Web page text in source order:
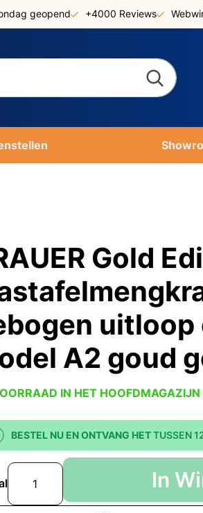
geopend +4000 Reviews
Gold
uitloop
A2 goud
IN HET HOOFDMAGAZIJN
BESTEL NU EN ONTVANG HETTUSSEN
In